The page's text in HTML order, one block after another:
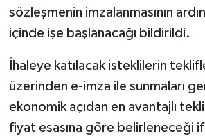
sözleşmenin imzalanmasının
içinde işe başlanacağı bildirildi.
İhaleye katılacak isteklilerin
üzerinden e-imza ile sunmaları
ekonomik açıdan en avantajlı
fiyat esasına göre belirleneceği
Tavşanlı
Türkiye
Video Galeri